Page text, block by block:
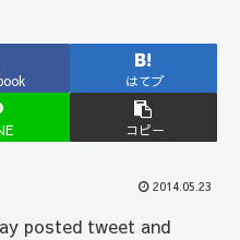
はてブ
コピー
2014.05.23
posted tweet and